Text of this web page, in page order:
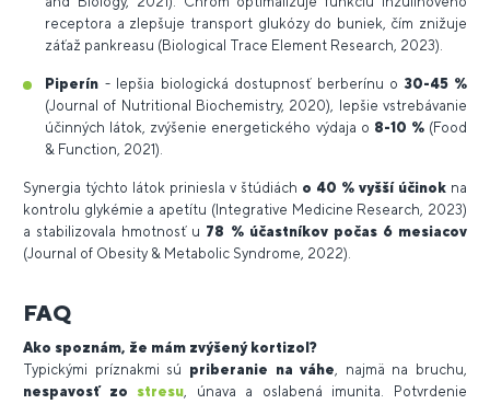
receptora a zlepšuje transport glukózy do buniek, čím znižuje
záťaž pankreasu (Biological Trace Element Research, 2023).
Piperín - lepšia biologická dostupnosť berberínu o30-45 %
(Journal of Nutritional Biochemistry, 2020), lepšie vstrebávanie
účinných látok, zvýšenie energetického výdaja o 8-10 %(Food
& Function, 2021).
Synergia týchto látok priniesla v štúdiách o 40 % vyšší účinok na
kontrolu glykémie a apetítu (Integrative Medicine Research, 2023)
a stabilizovala hmotnosť u 78 % účastníkov počas 6 mesiacov
(Journal of Obesity & Metabolic Syndrome, 2022).
FAQ
Ako spoznám, že mám zvýšený kortizol?
Typickými príznakmi sú priberanie na váhe, najmä na bruchu,
nespavosť zo stresu, únava a oslabená imunita. Potvrdenie